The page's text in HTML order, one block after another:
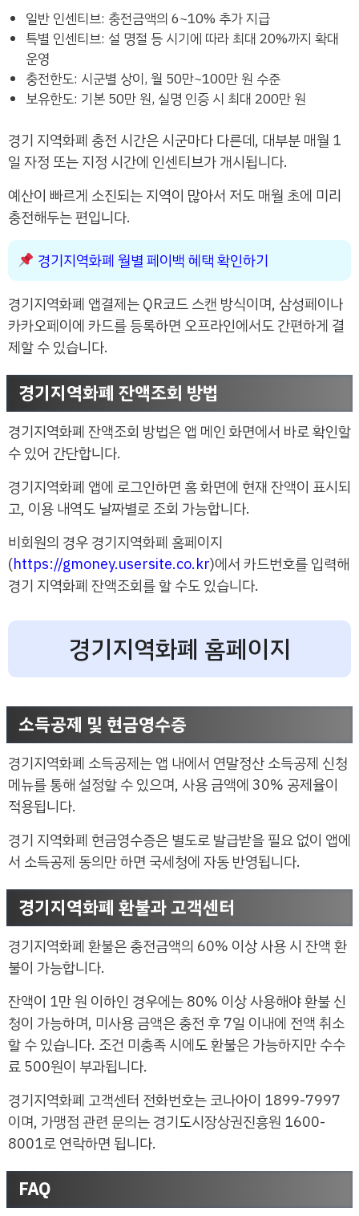
일반 인센티브: 충전금액의 6~10% 추가 지급
특별 인센티브: 설 명절 등 시기에 따라 최대 20%까지 확대
운영
충전한도: 시군별 상이, 월 50만~100만 원 수준
보유한도: 기본 50만 원, 실명 인증 시 최대 200만 원
경기 지역화폐 충전 시간은 시군마다 다른데, 대부분 매월 1
일 자정 또는 지정 시간에 인센티브가 개시됩니다.
예산이 빠르게 소진되는 지역이 많아서 저도 매월 초에 미리
충전해두는 편입니다.
경기지역화폐 월별 페이백 혜택 확인하기
경기지역화폐 앱결제는 QR코드 스캔 방식이며, 삼성페이나
카카오페이에 카드를 등록하면 오프라인에서도 간편하게 결
제할 수 있습니다.
경기지역화폐 잔액조회 방법
경기지역화폐 잔액조회 방법은 앱 메인 화면에서 바로 확인할
수 있어 간단합니다.
경기지역화폐 앱에 로그인하면 홈 화면에 현재 잔액이 표시되
고, 이용 내역도 날짜별로 조회 가능합니다.
비회원의 경우 경기지역화폐 홈페이지
(https://gmoney.usersite.co.kr)에서 카드번호를 입력해
경기 지역화폐 잔액조회를 할 수도 있습니다.
경기지역화폐 홈페이지
소득공제 및 현금영수증
경기지역화폐 소득공제는 앱 내에서 연말정산 소득공제 신청
메뉴를 통해 설정할 수 있으며, 사용 금액에 30% 공제율이
적용됩니다.
경기 지역화폐 현금영수증은 별도로 발급받을 필요 없이 앱에
서 소득공제 동의만 하면 국세청에 자동 반영됩니다.
경기지역화폐 환불과 고객센터
경기지역화폐 환불은 충전금액의 60% 이상 사용 시 잔액 환
불이 가능합니다.
잔액이 1만 원 이하인 경우에는 80% 이상 사용해야 환불 신
청이 가능하며, 미사용 금액은 충전 후 7일 이내에 전액 취소
할 수 있습니다. 조건 미충족 시에도 환불은 가능하지만 수수
료 500원이 부과됩니다.
경기지역화폐 고객센터 전화번호는 코나아이 1899-7997
이며, 가맹점 관련 문의는 경기도시장상권진흥원 1600-
8001로 연락하면 됩니다.
FAQ